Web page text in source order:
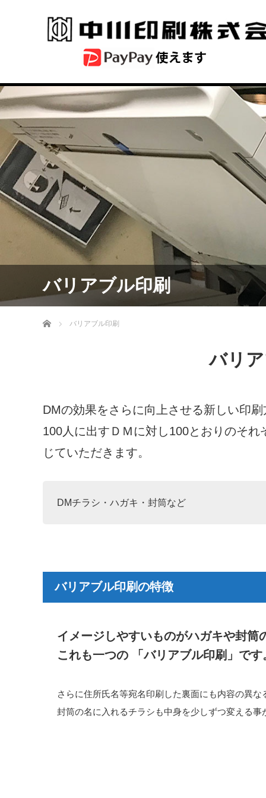
バリアブル印刷
ホーム バリアブル印刷
バリ
DMの効果をさらに向上させる新しい印
100人に出すＤＭに対し100とおりのそ
じていただきます。
DMチラシ・ハガキ・封筒など
バリアブル印刷の特徴
イメージしやすいものがハガキや封筒
これも一つの 「バリアブル印刷」です
さらに住所氏名等宛名印刷した裏面にも内容の異な
封筒の名に入れるチラシも中身を少しずつ変える事